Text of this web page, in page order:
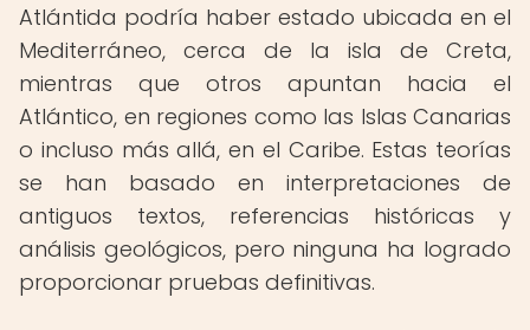
Atlántida podría haber estado ubicada en el
Mediterráneo, cerca de la isla de Creta,
mientras que otros apuntan hacia el
Atlántico, en regiones como las Islas Canarias
o incluso más allá, en el Caribe. Estas teorías
se han basado en interpretaciones de
antiguos textos, referencias históricas y
análisis geológicos, pero ninguna ha logrado
proporcionar pruebas definitivas.